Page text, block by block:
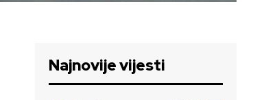
Najnovije vijesti